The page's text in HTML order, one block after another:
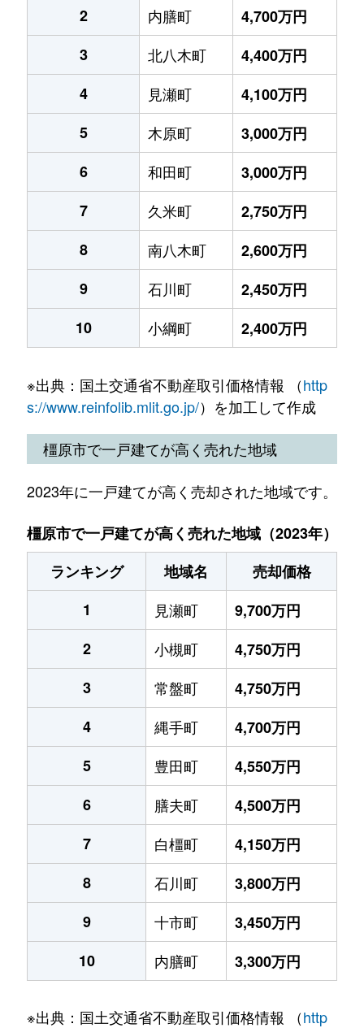
2
内膳町
4,700万円
3
北八木町
4,400万円
4
見瀬町
4,100万円
5
木原町
3,000万円
6
和田町
3,000万円
7
久米町
2,750万円
8
南八木町
2,600万円
9
石川町
2,450万円
10
小綱町 2,400万円
※出典：国土交通省不動産取引価格情報 （http
s://www.reinfolib.mlit.go.jp/）を加工して作成
橿原市で一戸建てが高く売れた地域
2023年に一戸建てが高く売却された地域です。
橿原市で一戸建てが高く売れた地域（2023年）
ランキング
地域名
売却価格
1
見瀬町
9,700万円
2
小槻町
4,750万円
3
常盤町
4,750万円
4
縄手町
4,700万円
5
豊田町
4,550万円
6
膳夫町
4,500万円
7
白橿町
4,150万円
8
石川町
3,800万円
9
十市町
3,450万円
10
内膳町 3,300万円
※出典：国土交通省不動産取引価格情報 （http